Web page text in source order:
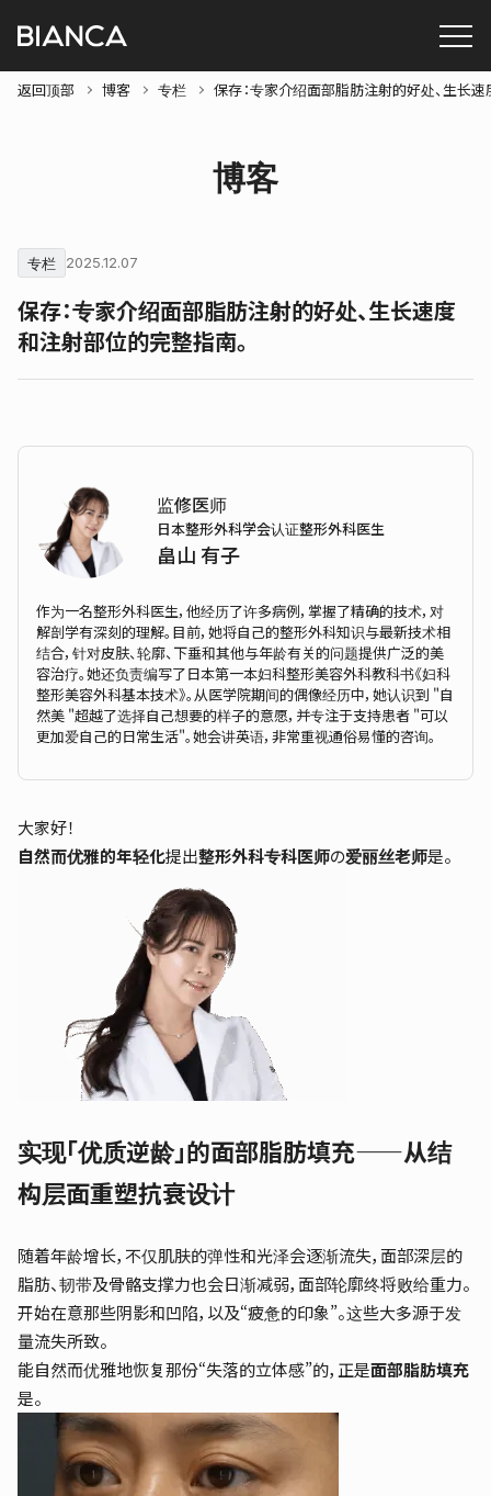
返回顶部 博客 专栏 保存：专家介绍面部脂肪注射的好处、生长
博客
专栏 2025.12.07
保存：专家介绍面部脂肪注射的好处、生长速度
和注射部位的完整指南。
监修医师
日本整形外科学会认证整形外科医生
畠山 有子
作为一名整形外科医生，他经历了许多病例，掌握了精确的技术，对
解剖学有深刻的理解。目前，她将自己的整形外科知识与最新技术相
结合，针对皮肤、轮廓、下垂和其他与年龄有关的问题提供广泛的美
容治疗。她还负责编写了日本第一本妇科整形美容外科教科书《妇科
整形美容外科基本技术》。从医学院期间的偶像经历中，她认识到 "自
然美 "超越了选择自己想要的样子的意愿，并专注于支持患者 "可以
更加爱自己的日常生活"。她会讲英语，非常重视通俗易懂的咨询。
大家好！
自然而优雅的年轻化提出整形外科专科医师の爱丽丝老师是。
实现「优质逆龄」的面部脂肪填充——从结
构层面重塑抗衰设计
随着年龄增长，不仅肌肤的弹性和光泽会逐渐流失，面部深层的
脂肪、韧带及骨骼支撑力也会日渐减弱，面部轮廓终将败给重力。
开始在意那些阴影和凹陷，以及“疲惫的印象”。这些大多源于发
量流失所致。
能自然而优雅地恢复那份“失落的立体感”的，正是面部脂肪填充
是。